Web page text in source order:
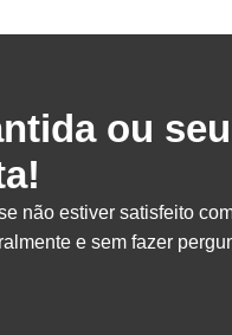
ou seu
não estiver satisfeito
e sem fazer